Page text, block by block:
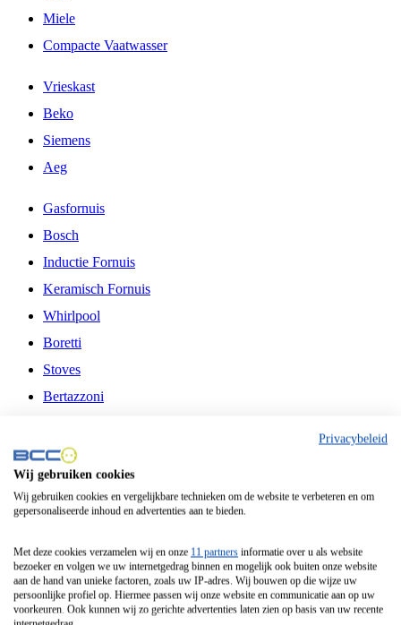
Miele
Compacte Vaatwasser
Vrieskast
Beko
Siemens
Aeg
Gasfornuis
Bosch
Inductie Fornuis
Keramisch Fornuis
Whirlpool
Boretti
Stoves
Bertazzoni
Fitelli
Airfryer
Frituurpan
Contactgrill
Broodbakmachine
Broodrooster
Privacybeleid
Wij gebruiken cookies
Wij gebruiken cookies en vergelijkbare technieken om de website te verbeteren en om
gepersonaliseerde inhoud en advertenties aan te bieden.
Met deze cookies verzamelen wij en onze 11 partners informatie over u als website
bezoeker en volgen we uw internetgedrag binnen en mogelijk ook buiten onze website
aan de hand van unieke factoren, zoals uw IP-adres. Wij bouwen op die wijze uw
persoonlijke profiel op. Hiermee passen wij onze website en communicatie aan op uw
voorkeuren. Ook kunnen wij zo gerichte advertenties laten zien op basis van uw recente